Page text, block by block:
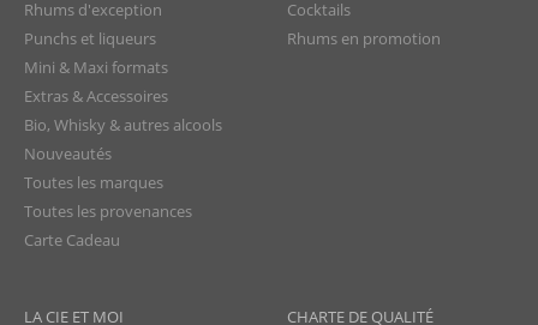
Rhums d'exception
Punchs et liqueurs
Mini & Maxi formats
Extras & Accessoires
Bio, Whisky & autres alcools
Nouveautés
Toutes les marques
Toutes les provenances
Carte Cadeau
Cocktails
Rhums en promotion
LA CIE ET MOI CHARTE DE QUALITÉ